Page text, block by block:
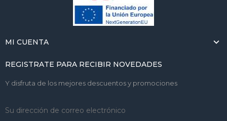
MI CUENTA
REGISTRATE PARA RECIBIR NOVEDADES
Y disfruta de los mejores descuentos y promociones